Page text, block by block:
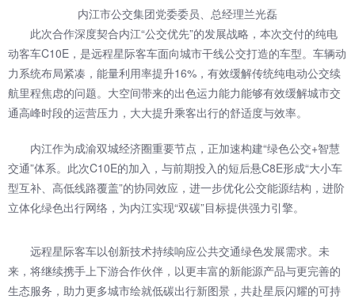
内江市公交集团党委委员、总经理兰光磊
此次合作深度契合内江“公交优先”的发展战略，本次交付的纯电
动客车C10E，是远程星际客车面向城市干线公交打造的车型。车辆动
力系统布局紧凑，能量利用率提升16%，有效缓解传统纯电动公交续
航里程焦虑的问题。大空间带来的出色运力能力能够有效缓解城市交
通高峰时段的运营压力，大大提升乘客出行的舒适度与效率。
内江作为成渝双城经济圈重要节点，正加速构建“绿色公交+智慧
交通”体系。此次C10E的加入，与前期投入的短后悬C8E形成“大小车
型互补、高低线路覆盖”的协同效应，进一步优化公交能源结构，进阶
立体化绿色出行网络，为内江实现“双碳”目标提供强力引擎。
远程星际客车以创新技术持续响应公共交通绿色发展需求。未
来，将继续携手上下游合作伙伴，以更丰富的新能源产品与更完善的
生态服务，助力更多城市绘就低碳出行新图景，共赴星辰闪耀的可持